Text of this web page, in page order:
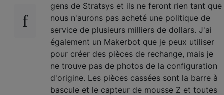
gens de Stratsys et ils ne feront rien tant que
nous n'aurons pas acheté une politique de
service de plusieurs milliers de dollars. J'ai
également un Makerbot que je peux utiliser
pour créer des pièces de rechange, mais je
ne trouve pas de photos de la configuration
d'origine. Les pièces cassées sont la barre à
bascule et le capteur de mousse Z et toutes